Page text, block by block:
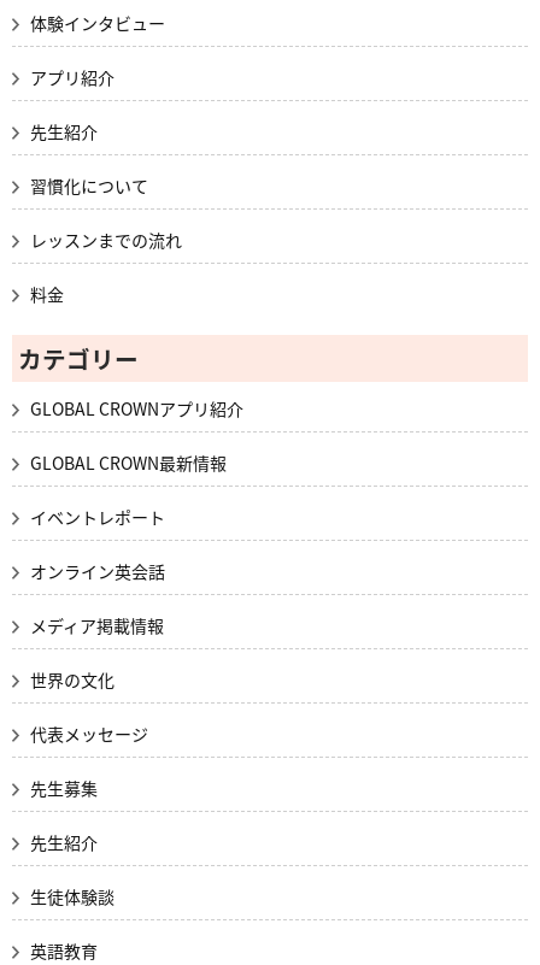
体験インタビュー
アプリ紹介
先生紹介
習慣化について
レッスンまでの流れ
料金
カテゴリー
GLOBAL CROWNアプリ紹介
GLOBAL CROWN最新情報
イベントレポート
オンライン英会話
メディア掲載情報
世界の文化
代表メッセージ
先生募集
先生紹介
生徒体験談
英語教育